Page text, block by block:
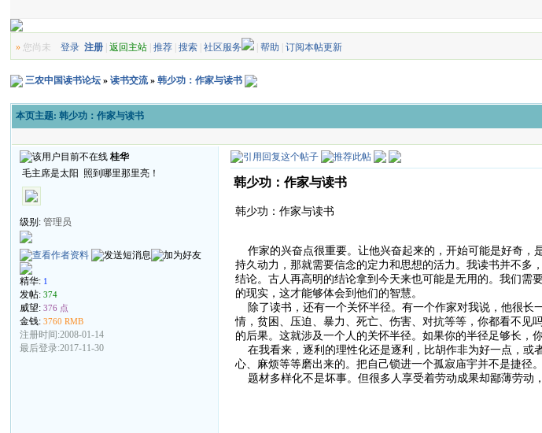
» 您尚未登录 注册 |返回主站 |推荐 |搜索 |社区服务 |帮助 |订阅本帖更新
三农中国读书论坛 »读书交流»韩少功：作家与读书
本页主题: 韩少功：作家与读书
桂华
毛主席是太阳 照到哪里那里亮！
级别:管理员
精华: 1
发帖:374
威望:376 点
金钱:3760 RMB
注册时间:2008-01-14
最后登录:2017-11-30
韩少功：作家与读书
韩少功：作家与读书
作家的兴奋点很重要。让他兴奋起来的，开始可能是好奇，
持久动力，那就需要信念的定力和思想的活力。我读书并不多
结论。古人再高明的结论拿到今天来也可能是无用的。我们需
的现实，这才能够体会到他们的智慧。
除了读书，还有一个关怀半径。有一个作家对我说，他很长
情，贫困、压迫、暴力、死亡、伤害、对抗等等，你都看不见
的后果。这就涉及一个人的关怀半径。如果你的半径足够长，
在我看来，逐利的理性化还是逐利，比胡作非为好一点，或
心、麻烦等等磨出来的。把自己锁进一个孤寂庙宇并不是捷
题材多样化不是坏事。但很多人享受着劳动成果却鄙薄劳动